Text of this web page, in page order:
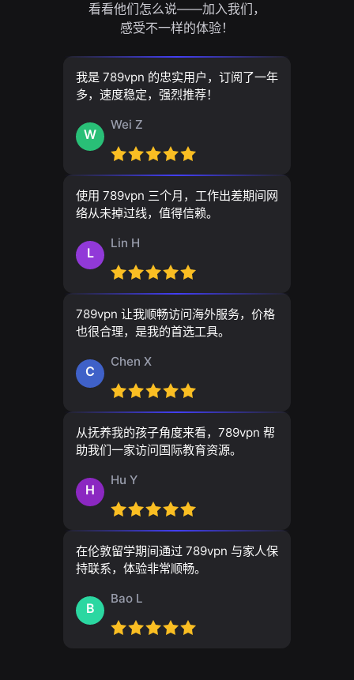
看看他们怎么说——加入我们，
感受不一样的体验！
我是 789vpn 的忠实用户，订阅了一年
多，速度稳定，强烈推荐！
W
Wei Z
使用 789vpn 三个月，工作出差期间网
络从未掉过线，值得信赖。
L
Lin H
789vpn 让我顺畅访问海外服务，价格
也很合理，是我的首选工具。
C
Chen X
从抚养我的孩子角度来看，789vpn 帮
助我们一家访问国际教育资源。
H
Hu Y
在伦敦留学期间通过 789vpn 与家人保
持联系，体验非常顺畅。
B
Bao L